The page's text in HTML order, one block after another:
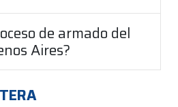
de armado del
Aires?